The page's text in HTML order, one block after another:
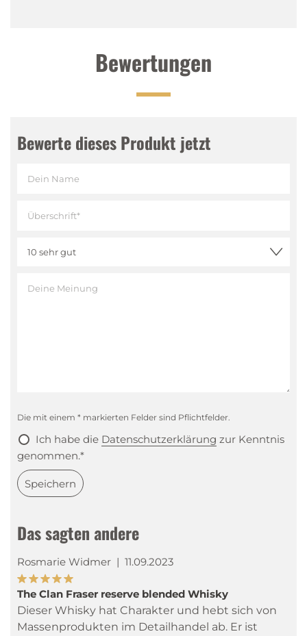
Bewertungen
Das sagten andere
Rosmarie Widmer | 11.09.2023
The Clan Fraser reserve blended Whisky
Dieser Whisky hat Charakter und hebt sich von
Massenprodukten im Detailhandel ab. Er ist
Bewerte dieses Produkt jetzt
Die mit einem * markierten Felder sind Pflichtfelder.
Ich habe die Datenschutzerklärung zur Kenntnis
genommen.*
Speichern